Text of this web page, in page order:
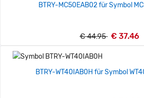
BTRY-MC50EAB02 für Symbol
€ 44.95 € 37.46
BTRY-WT40IAB0H für Symbol